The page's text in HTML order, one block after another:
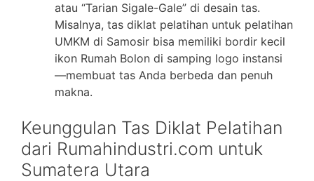
atau “Tarian Sigale-Gale” di desain tas.
Misalnya, tas diklat pelatihan untuk pelatihan
UMKM di Samosir bisa memiliki bordir kecil
ikon Rumah Bolon di samping logo instansi
—membuat tas Anda berbeda dan penuh
makna.
Keunggulan Tas Diklat Pelatihan
dari Rumahindustri.com untuk
Sumatera Utara